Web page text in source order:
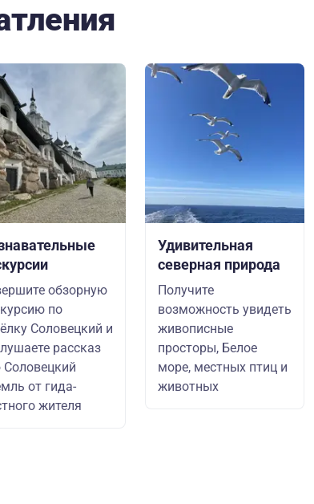
обзорную
по
Соловецкий и
рассказ
Соловецкий
от гида-
жителя
Удивительная
северная природа
Получите
возможность увидеть
живописные
просторы, Белое
море, местных птиц и
животных